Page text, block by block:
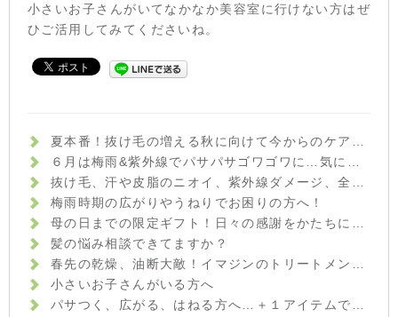
小さいお子さんがいてなかなか美容室に行けない方はぜ
ひご活用してみてくださいね。
夏本番！抜け毛の増える秋に向けて今からのケアが大切です！
６月は梅雨&紫外線でパサパサゴワゴワに…気になる方の為のダメージケアメニュー始めました！
抜け毛、汗や皮脂のニオイ、紫外線ダメージ、全部まとめてケアしましょう！
梅雨時期の広がりやうねりでお困りの方へ！
母の日までの限定ギフト！日々の感謝をかたちにしませんか？
髪の悩み相談できてますか？
春先の乾燥、油断大敵！イマジンのトリートメント&頭皮ケアでツヤ髪になりましょう！
小さいお子さんがいる方へ
パサつく、広がる、はねる方へ…＋１アイテムでブローが楽になるかもしれません